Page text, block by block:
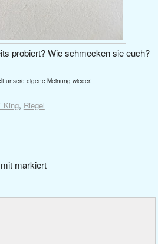
probiert? Wie schmecken sie euch?
unsere eigene Meinung wieder.
King, Riegel
markiert